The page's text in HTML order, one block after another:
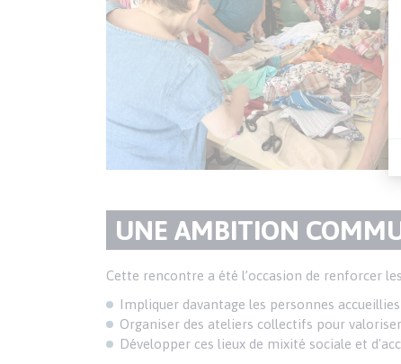
TITRE
DU
PARAGRAPHE
UNE AMBITION
Texte
Cette rencontre a été l’occasion de renforcer
Impliquer davantage les personnes
Organiser des ateliers collectifs pour
Développer ces lieux de mixité sociale et